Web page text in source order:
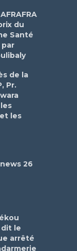
du
Santé
de la
Pr.
les
26
dit le
arrêté